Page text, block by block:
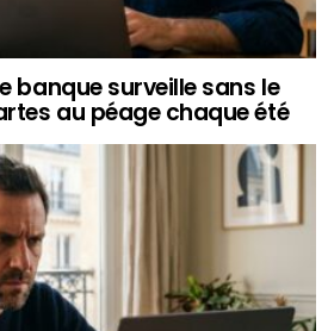
banque surveille sans le
au péage chaque été